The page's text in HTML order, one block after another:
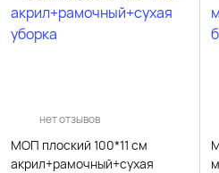
нет отзывов
МОП плоский 100*11 см
акрил+рамочный+сухая